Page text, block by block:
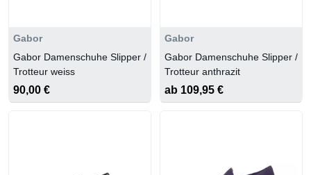
Gabor
Gabor Damenschuhe Slipper /
Trotteur weiss
90,00 €
Gabor
Gabor Damenschuhe Slipper /
Trotteur anthrazit
ab 109,95 €